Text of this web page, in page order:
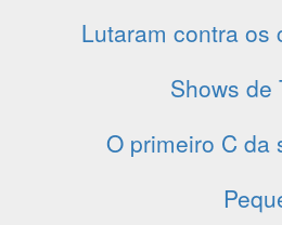
Lutaram contra os
Shows de
O primeiro C da